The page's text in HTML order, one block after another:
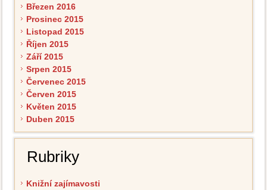
Březen 2016
Prosinec 2015
Listopad 2015
Říjen 2015
Září 2015
Srpen 2015
Červenec 2015
Červen 2015
Květen 2015
Duben 2015
Rubriky
Knižní zajímavosti